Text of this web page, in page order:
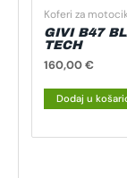
Koferi za
GIVI B47
TECH
160,00€
Dodaj u